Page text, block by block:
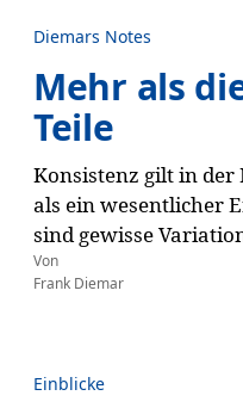
Diemars Notes
Mehr als
Teile
Konsistenz gilt in
als ein wesentlicher
sind gewisse
Von
Frank Diemar
Einblicke